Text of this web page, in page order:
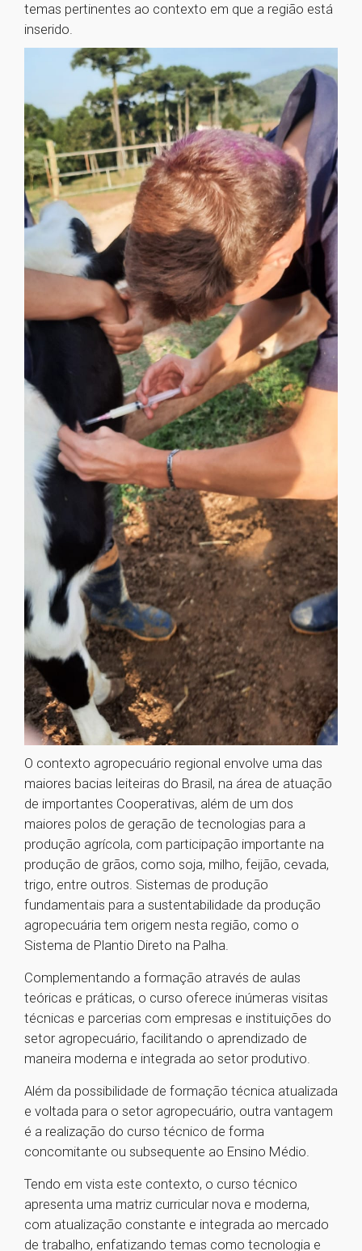
temas pertinentes ao contexto em que a região está
inserido.
O contexto agropecuário regional envolve uma das
maiores bacias leiteiras do Brasil, na área de atuação
de importantes Cooperativas, além de um dos
maiores polos de geração de tecnologias para a
produção agrícola, com participação importante na
produção de grãos, como soja, milho, feijão, cevada,
trigo, entre outros. Sistemas de produção
fundamentais para a sustentabilidade da produção
agropecuária tem origem nesta região, como o
Sistema de Plantio Direto na Palha.
Complementando a formação através de aulas
teóricas e práticas, o curso oferece inúmeras visitas
técnicas e parcerias com empresas e instituições do
setor agropecuário, facilitando o aprendizado de
maneira moderna e integrada ao setor produtivo.
Além da possibilidade de formação técnica atualizada
e voltada para o setor agropecuário, outra vantagem
é a realização do curso técnico de forma
concomitante ou subsequente ao Ensino Médio.
Tendo em vista este contexto, o curso técnico
apresenta uma matriz curricular nova e moderna,
com atualização constante e integrada ao mercado
de trabalho, enfatizando temas como tecnologia e